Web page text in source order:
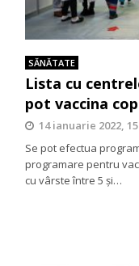
SĂNĂTATE
Lista cu
pot vaccina
14 ianuarie 2022,
Se pot efectua
programare pentru
cu vârste între 5 și…